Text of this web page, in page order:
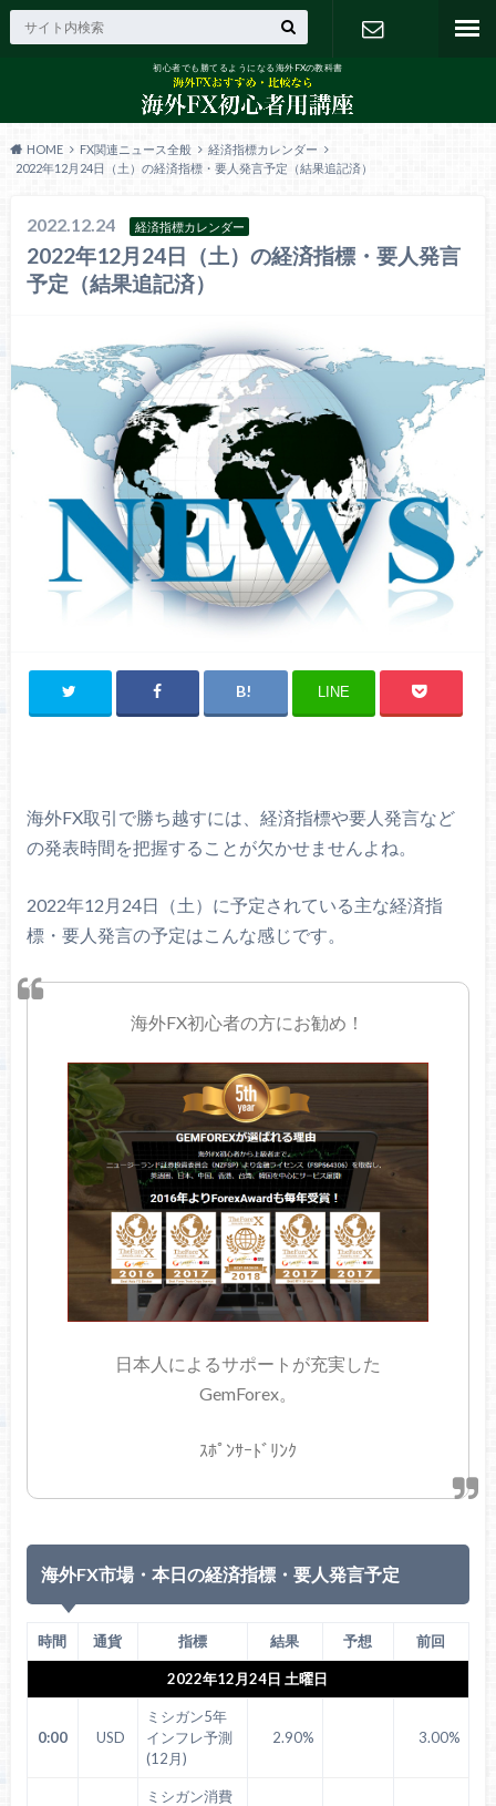
初心者でも勝てるようになる海外FXの教科書
HOME FX関連ニュース全般
経済指標カレンダー
2022年12月24日（土）の経済指標・要人発言予定（結果追記済）
2022.12.24 経済指標カレンダー
2022年12月24日（土）の経済指標・要人発言
予定（結果追記済）
LINE
海外FX取引で勝ち越すには、経済指標や要人発言など
の発表時間を把握することが欠かせませんよね。
2022年12月24日（土）に予定されている主な経済指
標・要人発言の予定はこんな感じです。
海外FX初心者の方にお勧め！
日本人によるサポートが充実した
GemForex。
ｽﾎﾟﾝｻｰﾄﾞﾘﾝｸ
海外FX市場・本日の経済指標・要人発言予定
時間 通貨 指標 結果 予想 前回
2022年12月24日 土曜日
0:00 USD
ミシガン5年
インフレ予測
(12月)
2.90% 3.00%
ミシガン消費